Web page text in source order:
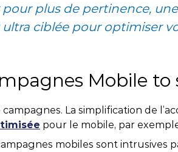
plus de pertinence,
ciblée pour optimiser
Mobile to
La simplification de
pour le mobile, par
mobiles sont intrusives